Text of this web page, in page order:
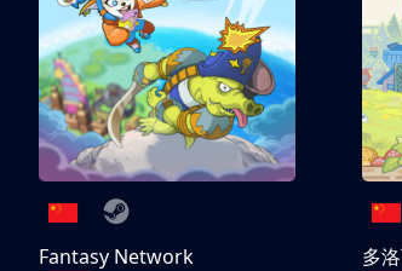
Fantasy Network
多